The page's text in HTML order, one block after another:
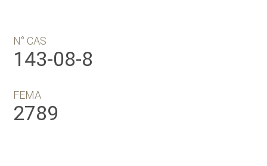
N° CAS
143-08-8
FEMA
2789